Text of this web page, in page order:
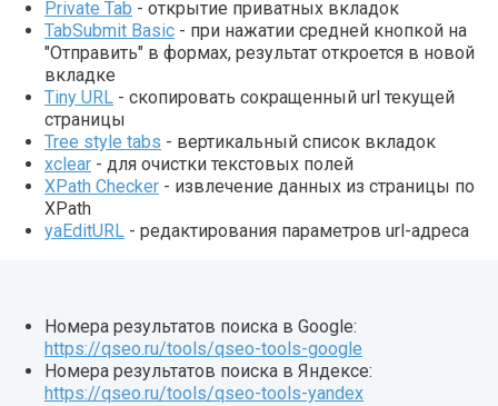
Private Tab - открытие приватных вкладок
TabSubmit Basic - при нажатии средней кнопкой на
"Отправить" в формах, результат откроется в новой
вкладке
Tiny URL - скопировать сокращенный url текущей
страницы
Tree style tabs - вертикальный список вкладок
xclear - для очистки текстовых полей
XPath Checker - извлечение данных из страницы по
XPath
yaEditURL - редактирования параметров url-адреса
Номера результатов поиска в Google:
https://qseo.ru/tools/qseo-tools-google
Номера результатов поиска в Яндексе:
https://qseo.ru/tools/qseo-tools-yandex